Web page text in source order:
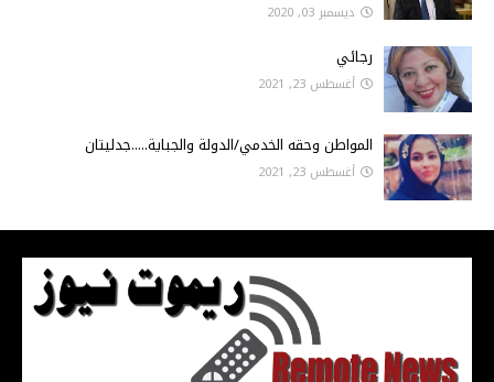
ديسمبر 03, 2020
رجائي
أغسطس 23, 2021
المواطن وحقه الخدمي/الدولة والجباية.....جدليتان
أغسطس 23, 2021